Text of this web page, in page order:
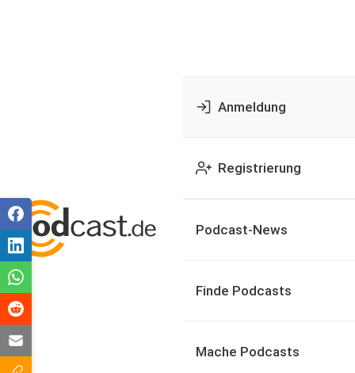
Anmeldung
Registrierung
Podcast-News
Finde Podcasts
Mache Podcasts